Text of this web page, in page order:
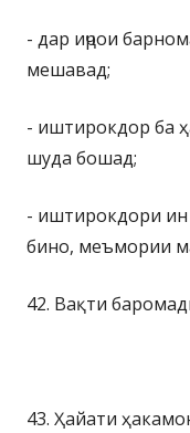
- дар иҷрои
мешавад;
- иштирокдор ба
шуда бошад;
- иштирокдори ин
бино, меъмории
42. Вақти
43. Ҳайати